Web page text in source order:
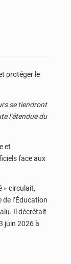
protéger le
se tiendront
l’étendue du
et
face aux
» circulait,
l’Éducation
Il décrétait
juin 2026 à